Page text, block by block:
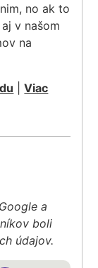
no ak to
v našom
na
|Viac
a
boli
údajov.